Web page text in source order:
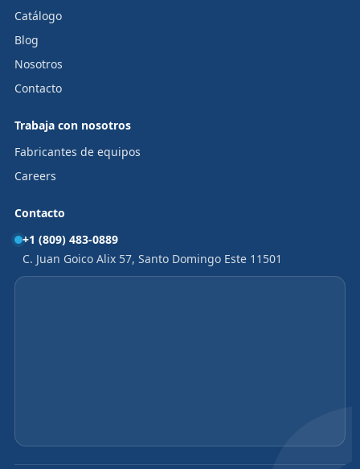
Catálogo
Blog
Nosotros
Contacto
Trabaja con nosotros
Fabricantes de equipos
Careers
Contacto
+1 (809) 483-0889
C. Juan Goico Alix 57, Santo Domingo Este 11501